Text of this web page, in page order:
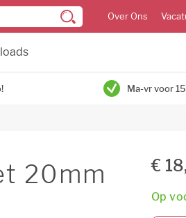
Over Ons
Ma-vr voor
20mm
€
Op